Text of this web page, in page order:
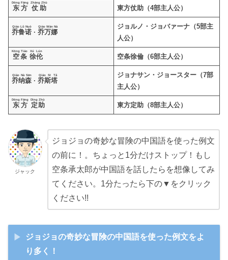
东方
Dōng Fāng
仗助
Zhàng Zhù
東方仗助（4部主人公）
乔鲁诺
Qiáo Lǔ Nuò
·乔万娜
Qiáo Wàn Nà
ジョルノ・ジョバァーナ（5部主
人公）
空条
Kōng Tiáo
徐伦
Xú Lún
空条徐倫（6部主人公）
乔纳森
Qiáo Nà Sēn
·乔斯塔
Qiáo Sī Tǎ
ジョナサン・ジョースター（7部
主人公）
东方
Dōng Fāng
定助
Dìng Zhù
東方定助（8部主人公）
ジャック
ジョジョの奇妙な冒険の中国語を使った例文
の前に！。ちょっと1分だけストップ！もし
空条承太郎が中国語を話したらを想像してみ
てください。1分たったら下の▼をクリック
ください!!
ジョジョの奇妙な冒険の中国語を使った例文をよ
り多く！